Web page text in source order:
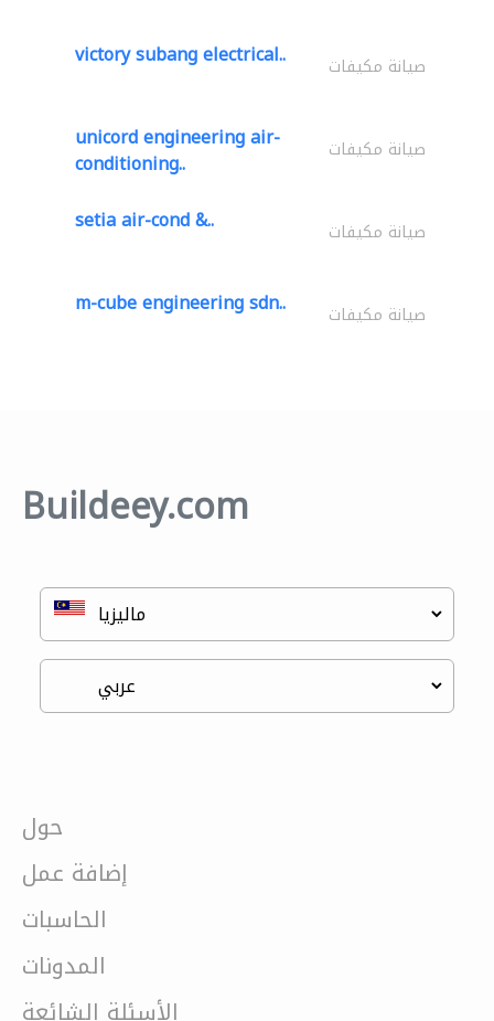
victory subang electrical.. صيانة مكيفات
unicord engineering air-
conditioning.. صيانة مكيفات
setia air-cond &.. صيانة مكيفات
m-cube engineering sdn.. صيانة مكيفات
Buildeey.com
حول
إضافة عمل
الحاسبات
المدونات
الأسئلة الشائعة